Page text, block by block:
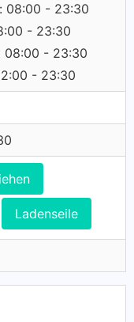
08:00 - 23:30
- 23:30
08:00 - 23:30
- 23:30
Ladenseile